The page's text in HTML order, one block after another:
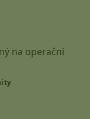
na operační